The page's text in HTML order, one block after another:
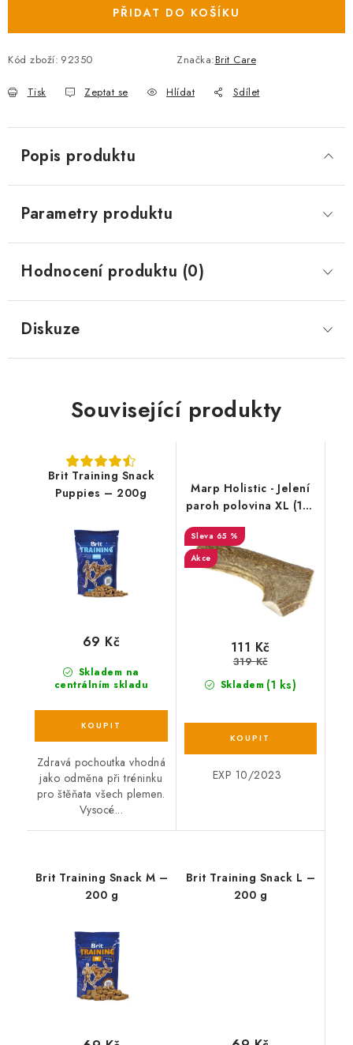
PŘIDAT DO KOŠÍKU
Kód zboží: 92350 Značka:Brit Care
Tisk Zeptat se Hlídat Sdílet
Popis produktu
Parametry produktu
Hodnocení produktu (0)
Diskuze
Související produkty
Brit Training Snack
Puppies – 200g
Skladem na
centrálním skladu
69 Kč
Zdravá pochoutka vhodná
jako odměna při tréninku
pro štěňata všech plemen.
Vysocé...
Marp Holistic - Jelení
paroh polovina XL (110
65 %
Akce
Skladem (1 ks)
111 Kč
319 Kč
EXP 10/2023
Brit Training Snack M –
200 g
Brit Training Snack L –
200 g